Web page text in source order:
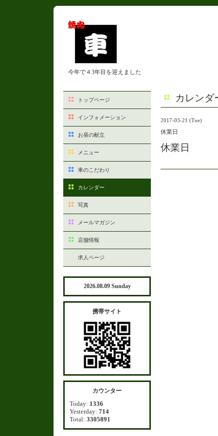
今年で４3年目を迎えました
カレンダ
2017-03-21 (Tue)
休業日
休業日
トップページ
インフォメーション
お昼の献立
メニュー
車のこだわり
カレンダー
写真
メールマガジン
店舗情報
求人ページ
2026.08.09 Sunday
携帯サイト
カウンター
Today: 1336
Yesterday: 714
Total: 3305891